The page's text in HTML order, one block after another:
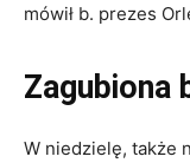
mówił b. prezes
Zagubiona
W niedzielę, także